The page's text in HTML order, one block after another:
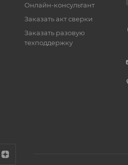
Онлайн-консультант
Заказать акт сверки
Заказать разовую
техподдержку